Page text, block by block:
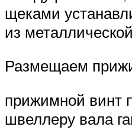
щеками
из
Размещаем
прижимной винт
швеллеру вала